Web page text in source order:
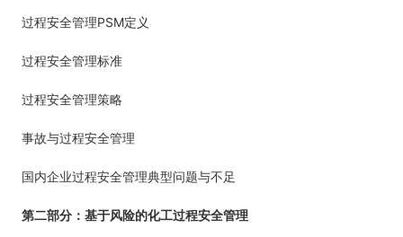
过程安全管理PSM定义
过程安全管理标准
过程安全管理策略
事故与过程安全管理
国内企业过程安全管理典型问题与不足
第二部分：基于风险的化工过程安全管理